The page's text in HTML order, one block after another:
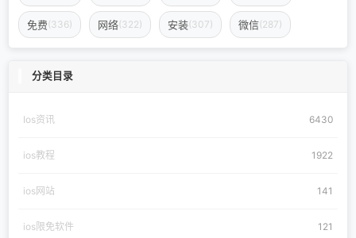
免费(336) 网络(322) 安装(307) 微信(287)
分类目录
Ios资讯 6430
ios教程 1922
ios网站 141
ios限免软件 121